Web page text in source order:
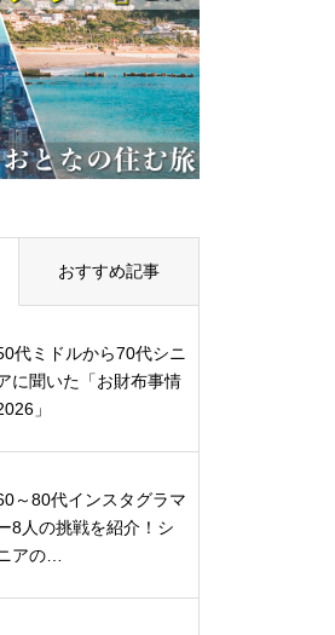
おすすめ記事
代ミドルから70代シニ
に聞いた「お財布事情
」
～80代インスタグラマ
8人の挑戦を紹介！シ
アの…